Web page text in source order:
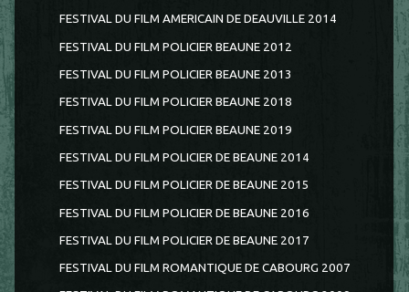
FESTIVAL DU FILM AMERICAIN DE DEAUVILLE 2014
FESTIVAL DU FILM POLICIER BEAUNE 2012
FESTIVAL DU FILM POLICIER BEAUNE 2013
FESTIVAL DU FILM POLICIER BEAUNE 2018
FESTIVAL DU FILM POLICIER BEAUNE 2019
FESTIVAL DU FILM POLICIER DE BEAUNE 2014
FESTIVAL DU FILM POLICIER DE BEAUNE 2015
FESTIVAL DU FILM POLICIER DE BEAUNE 2016
FESTIVAL DU FILM POLICIER DE BEAUNE 2017
FESTIVAL DU FILM ROMANTIQUE DE CABOURG 2007